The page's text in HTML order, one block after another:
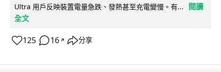
Ultra 用戶反映裝置電量急跌、發熱甚至充電變慢。有...
閱讀
全文
125 16 ↗ 分享